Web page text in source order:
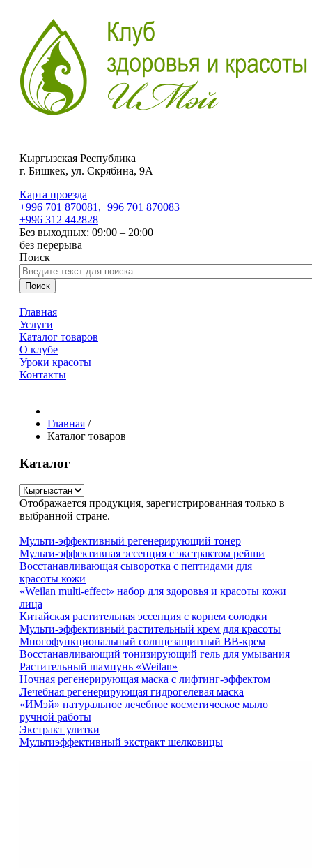
Кыргызская Республика
г. Бишкек, ул. Скрябина, 9А
Карта проезда
+996 701 870081,+996 701 870083
+996 312 442828
Без выходных: 09:00 – 20:00
без перерыва
Поиск
Поиск
Главная
Услуги
Каталог товаров
О клубе
Уроки красоты
Контакты
Главная /
Каталог товаров
Каталог
Отображается продукция, зарегистрированная только в
выбранной стране.
Мульти-эффективный регенерирующий тонер
Мульти-эффективная эссенция с экстрактом рейши
Восстанавливающая сыворотка с пептидами для
красоты кожи
«Weilan multi-effect» набор для здоровья и красоты кожи
лица
Китайская растительная эссенция с корнем солодки
Мульти-эффективный растительный крем для красоты
Многофункциональный солнцезащитный BB-крем
Восстанавливающий тонизирующий гель для умывания
Растительный шампунь «Weilan»
Ночная регенерирующая маска с лифтинг-эффектом
Лечебная регенерирующая гидрогелевая маска
«ИМэй» натуральное лечебное косметическое мыло
ручной работы
Экстракт улитки
Мультиэффективный экстракт шелковицы